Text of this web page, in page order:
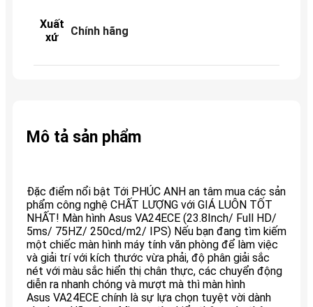
Mô tả sản phẩm
Đặc điểm nổi bật Tới PHÚC ANH an tâm mua các sản
phẩm công nghệ CHẤT LƯỢNG với GIÁ LUÔN TỐT
NHẤT! Màn hình Asus VA24ECE (23.8Inch/ Full HD/
5ms/ 75HZ/ 250cd/m2/ IPS) Nếu bạn đang tìm kiếm
một chiếc màn hình máy tính văn phòng để làm việc
và giải trí với kích thước vừa phải, độ phân giải sắc
nét với màu sắc hiển thị chân thực, các chuyển động
diễn ra nhanh chóng và mượt mà thì màn hình
Asus VA24ECE chính là sự lựa chọn tuyệt vời dành
Xuất
xứ
Chính hãng